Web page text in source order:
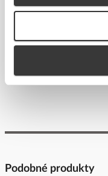
37,90 Kč/ks
Podobné produkty